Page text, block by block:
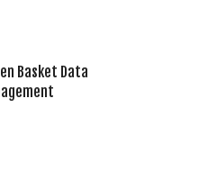
Basket Data